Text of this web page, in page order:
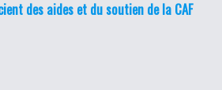
des aides et du soutien de la CAF